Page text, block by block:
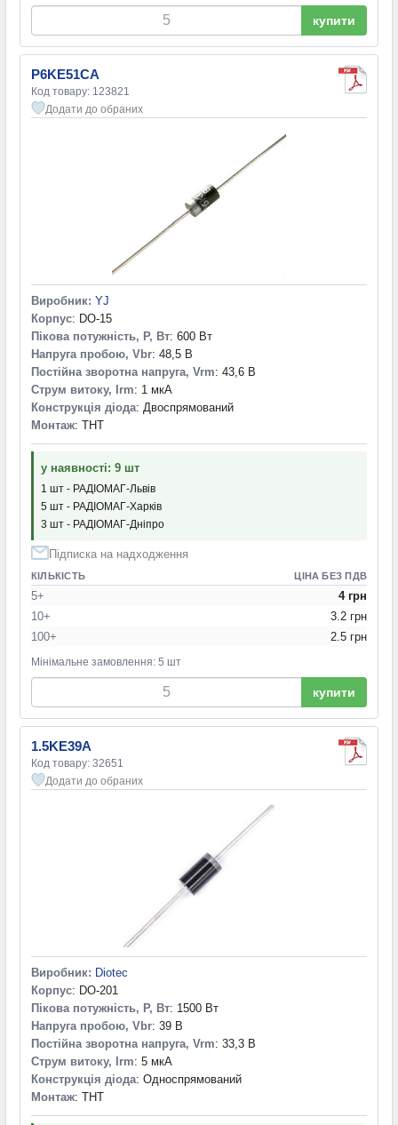
купити
P6KE51CA
Код товару: 123821
Додати до обраних
Виробник: YJ
Корпус: DO-15
Пікова потужність, P, Вт: 600 Вт
Напруга пробою, Vbr: 48,5 В
Постійна зворотна напруга, Vrm: 43,6 В
Струм витоку, Irm: 1 мкА
Конструкція діода: Двоспрямований
Монтаж: THT
у наявності: 9 шт
1 шт - РАДІОМАГ-Львів
5 шт - РАДІОМАГ-Харків
3 шт - РАДІОМАГ-Дніпро
Підписка на надходження
КІЛЬКІСТЬ ЦІНА БЕЗ ПДВ
5+
4 грн
10+
3.2 грн
100+
2.5 грн
Мінімальне замовлення: 5 шт
купити
1.5KE39A
Код товару: 32651
Додати до обраних
Виробник: Diotec
Корпус: DO-201
Пікова потужність, P, Вт: 1500 Вт
Напруга пробою, Vbr: 39 В
Постійна зворотна напруга, Vrm: 33,3 В
Струм витоку, Irm: 5 мкА
Конструкція діода: Односпрямований
Монтаж: THT